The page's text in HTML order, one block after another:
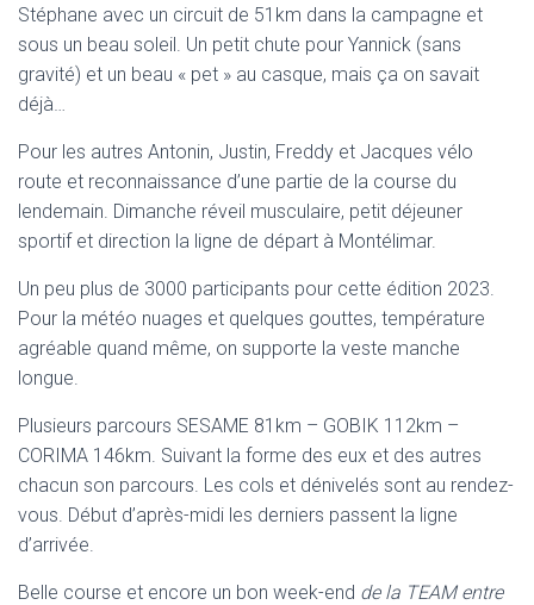
Stéphane avec un circuit de 51km dans la campagne et
sous un beau soleil. Un petit chute pour Yannick (sans
gravité) et un beau « pet » au casque, mais ça on savait
déjà…
Pour les autres Antonin, Justin, Freddy et Jacques vélo
route et reconnaissance d’une partie de la course du
lendemain. Dimanche réveil musculaire, petit déjeuner
sportif et direction la ligne de départ à Montélimar.
Un peu plus de 3000 participants pour cette édition 2023.
Pour la météo nuages et quelques gouttes, température
agréable quand même, on supporte la veste manche
longue.
Plusieurs parcours SESAME 81km – GOBIK 112km –
CORIMA 146km. Suivant la forme des eux et des autres
chacun son parcours. Les cols et dénivelés sont au rendez-
vous. Début d’après-midi les derniers passent la ligne
d’arrivée.
Belle course et encore un bon week-end de la TEAM entre